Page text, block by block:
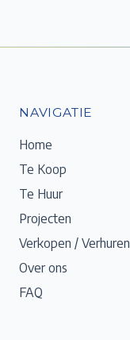
NAVIGATIE
Home
Te Koop
Te Huur
Projecten
Verkopen / Verhuren
Over ons
FAQ